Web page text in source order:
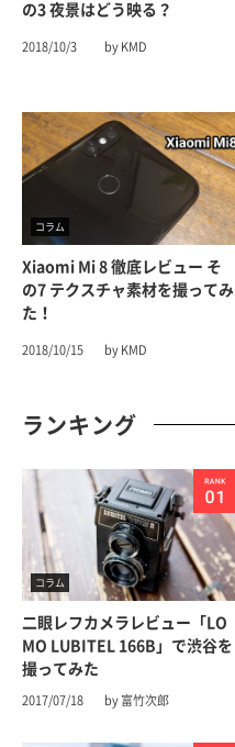
の3 夜景はどう映る？
2018/10/3 by KMD
コラム
Xiaomi Mi 8 徹底レビュー そ
の7 テクスチャ素材を撮ってみ
た！
2018/10/15 by KMD
ランキング
コラム
二眼レフカメラレビュー「LO
MO LUBITEL 166B」で渋谷を
撮ってみた
2017/07/18 by 富竹次郎